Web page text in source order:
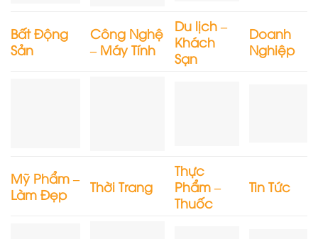
Bất Động
Sản
Công Nghệ
– Máy Tính
Du lịch –
Khách
Sạn
Doanh
Nghiệp
Mỹ Phẩm –
Làm Đẹp
Thời Trang
Thực
Phẩm –
Thuốc
Tin Tức